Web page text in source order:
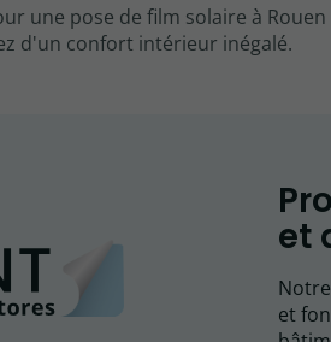
une pose de film solaire à Rouen
d'un confort intérieur inégalé.
et
et